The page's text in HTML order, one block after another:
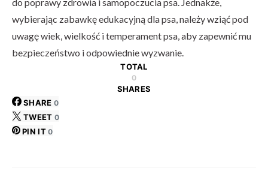
do poprawy zdrowia i samopoczucia psa. Jednakże,
wybierając zabawkę edukacyjną dla psa, należy wziąć pod
uwagę wiek, wielkość i temperament psa, aby zapewnić mu
bezpieczeństwo i odpowiednie wyzwanie.
TOTAL
0
SHARES
SHARE 0
TWEET 0
PIN IT 0